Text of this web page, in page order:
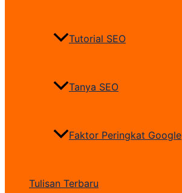
Tutorial SEO
Tanya SEO
Faktor Peringkat Google
Tulisan Terbaru